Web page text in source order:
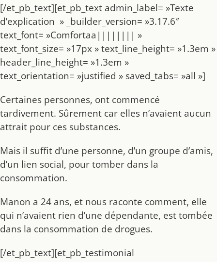
[/et_pb_text][et_pb_text admin_label= »Texte
d’explication » _builder_version= »3.17.6″
text_font= »Comfortaa|||||||| »
text_font_size= »17px » text_line_height= »1.3em »
header_line_height= »1.3em »
text_orientation= »justified » saved_tabs= »all »]
Certaines personnes, ont commencé
tardivement. Sûrement car elles n’avaient aucun
attrait pour ces substances.
Mais il suffit d’une personne, d’un groupe d’amis,
d’un lien social, pour tomber dans la
consommation.
Manon a 24 ans, et nous raconte comment, elle
qui n’avaient rien d’une dépendante, est tombée
dans la consommation de drogues.
[/et_pb_text][et_pb_testimonial